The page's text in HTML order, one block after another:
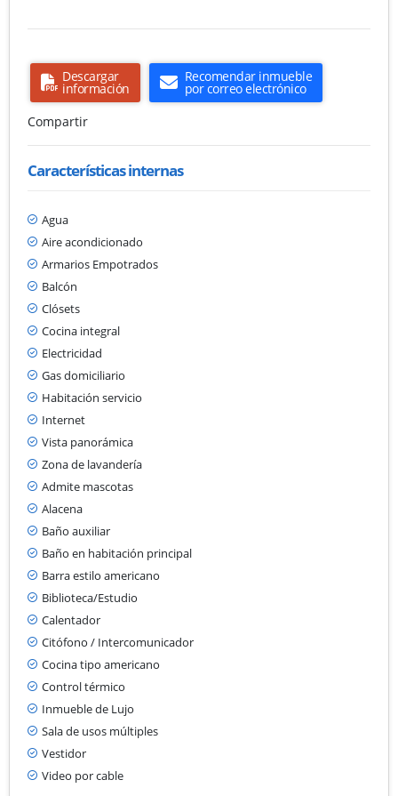
Descargar
información
Recomendar inmueble
por correo electrónico
Compartir
Características internas
Agua
Aire acondicionado
Armarios Empotrados
Balcón
Clósets
Cocina integral
Electricidad
Gas domiciliario
Habitación servicio
Internet
Vista panorámica
Zona de lavandería
Admite mascotas
Alacena
Baño auxiliar
Baño en habitación principal
Barra estilo americano
Biblioteca/Estudio
Calentador
Citófono / Intercomunicador
Cocina tipo americano
Control térmico
Inmueble de Lujo
Sala de usos múltiples
Vestidor
Video por cable